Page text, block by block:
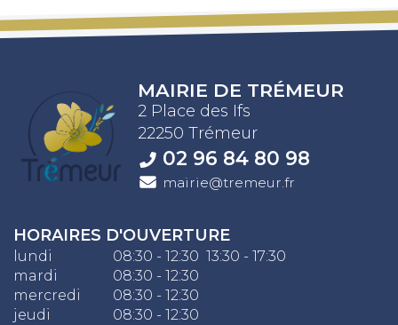
MAIRIE DE TRÉMEUR
2 Place des Ifs
22250 Trémeur
02 96 84 80 98
mairie@tremeur.fr
HORAIRES D'OUVERTURE
lundi
08:30 - 12:30 13:30 - 17:30
mardi
08:30 - 12:30
mercredi 08:30 - 12:30
jeudi
08:30 - 12:30